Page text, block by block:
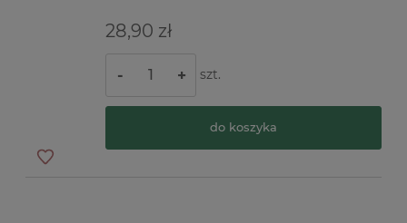
28,90 zł
- + szt.
do koszyka